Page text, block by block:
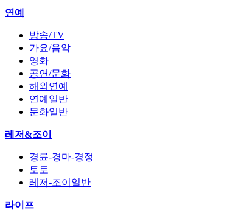
연예
방송/TV
가요/음악
영화
공연/문화
해외연예
연예일반
문화일반
레저&조이
경륜-경마-경정
토토
레저-조이일반
라이프